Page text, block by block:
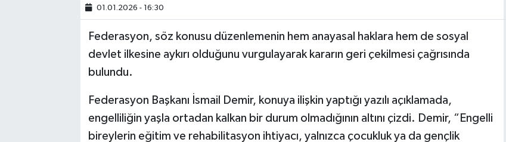
01.01.2026 - 16:30
Federasyon, söz konusu düzenlemenin hem anayasal haklara hem de sosyal
devlet ilkesine aykırı olduğunu vurgulayarak kararın geri çekilmesi çağrısında
bulundu.
Federasyon Başkanı İsmail Demir, konuya ilişkin yaptığı yazılı açıklamada,
engelliliğin yaşla ortadan kalkan bir durum olmadığının altını çizdi. Demir, “Engelli
bireylerin eğitim ve rehabilitasyon ihtiyacı, yalnızca çocukluk ya da gençlik